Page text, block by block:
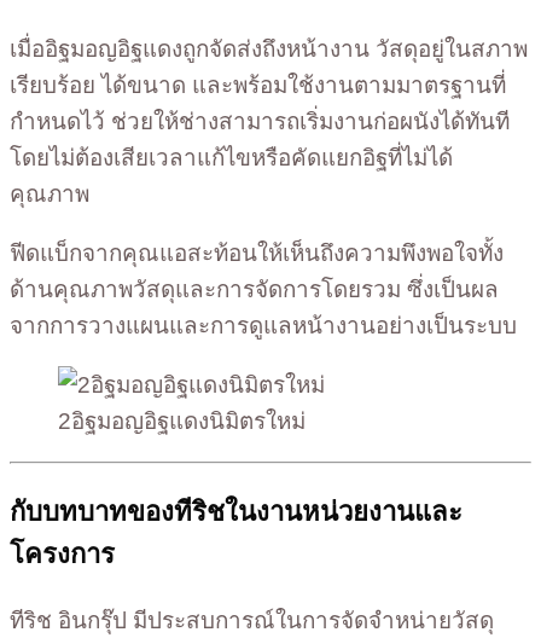
เมื่ออิฐมอญอิฐแดงถูกจัดส่งถึงหน้างาน วัสดุอยู่ในสภาพ
เรียบร้อย ได้ขนาด และพร้อมใช้งานตามมาตรฐานที่
กำหนดไว้ ช่วยให้ช่างสามารถเริ่มงานก่อผนังได้ทันที
โดยไม่ต้องเสียเวลาแก้ไขหรือคัดแยกอิฐที่ไม่ได้
คุณภาพ
ฟีดแบ็กจากคุณแอสะท้อนให้เห็นถึงความพึงพอใจทั้ง
ด้านคุณภาพวัสดุและการจัดการโดยรวม ซึ่งเป็นผล
จากการวางแผนและการดูแลหน้างานอย่างเป็นระบบ
2อิฐมอญอิฐแดงนิมิตรใหม่
กับบทบาทของทีริชในงานหน่วยงานและ
โครงการ
ทีริช อินกรุ๊ป มีประสบการณ์ในการจัดจำหน่ายวัสดุ